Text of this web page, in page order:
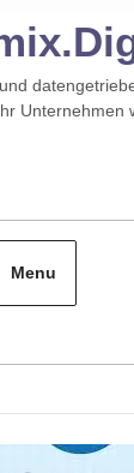
Unternehmen
Menu